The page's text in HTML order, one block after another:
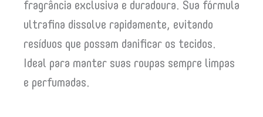
fragrância exclusiva e duradoura. Sua fórmula
ultrafina dissolve rapidamente, evitando
resíduos que possam danificar os tecidos.
Ideal para manter suas roupas sempre limpas
e perfumadas.